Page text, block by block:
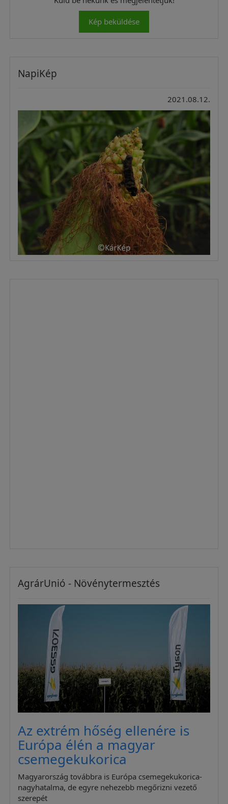
Kép beküldése
NapiKép
2021.08.12.
AgrárUnió - Növénytermesztés
Az extrém hőség ellenére is
Európa élén a magyar
csemegekukorica
Magyarország továbbra is Európa csemegekukorica-
nagyhatalma, de egyre nehezebb megőrizni vezető
szerepét